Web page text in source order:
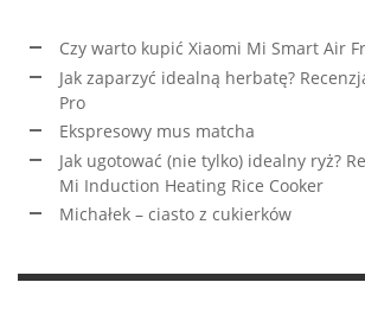
Czy warto kupić Xiaomi Mi Smart Air
Jak zaparzyć idealną herbatę?
Pro
Ekspresowy mus matcha
Jak ugotować (nie tylko) idealny ryż?
Mi Induction Heating Rice Cooker
Michałek – ciasto z cukierków